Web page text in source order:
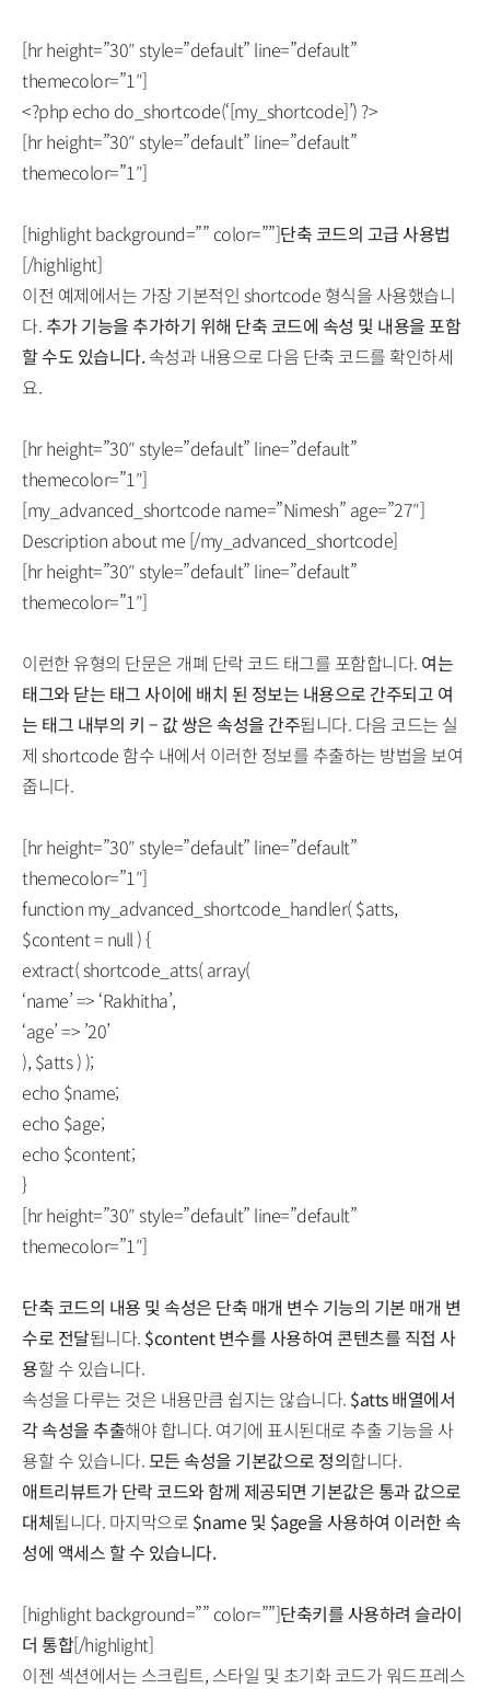
[hr height=”30″ style=”default” line=”default”
themecolor=”1″]
<?php echo do_shortcode(‘[my_shortcode]’) ?>
[hr height=”30″ style=”default” line=”default”
themecolor=”1″]
[highlight background=”” color=””]단축 코드의 고급 사용법
[/highlight]
이전 예제에서는 가장 기본적인 shortcode 형식을 사용했습니
다.추가 기능을 추가하기 위해 단축 코드에 속성 및 내용을 포함
할 수도 있습니다.속성과 내용으로 다음 단축 코드를 확인하세
요.
[hr height=”30″ style=”default” line=”default”
themecolor=”1″]
[my_advanced_shortcode name=”Nimesh” age=”27″]
Description about me [/my_advanced_shortcode]
[hr height=”30″ style=”default” line=”default”
themecolor=”1″]
이런한 유형의 단문은 개폐 단락 코드 태그를 포함합니다. 여는
태그와 닫는 태그 사이에 배치 된 정보는 내용으로 간주되고 여
는 태그 내부의 키 – 값 쌍은 속성을 간주됩니다. 다음 코드는 실
제 shortcode 함수 내에서 이러한 정보를 추출하는 방법을 보여
줍니다.
[hr height=”30″ style=”default” line=”default”
themecolor=”1″]
function my_advanced_shortcode_handler( $atts,
$content = null ) {
extract( shortcode_atts( array(
‘name’ => ‘Rakhitha’,
‘age’ => ’20’
), $atts ) );
echo $name;
echo $age;
echo $content;
}
[hr height=”30″ style=”default” line=”default”
themecolor=”1″]
단축 코드의 내용 및 속성은 단축 매개 변수 기능의 기본 매개 변
수로 전달됩니다. $content 변수를 사용하여 콘텐츠를 직접 사
용할 수 있습니다.
속성을 다루는 것은 내용만큼 쉽지는 않습니다. $atts 배열에서
각 속성을 추출해야 합니다. 여기에 표시된대로 추출 기능을 사
용할 수 있습니다.모든 속성을 기본값으로 정의합니다.
애트리뷰트가 단락 코드와 함께 제공되면 기본값은 통과 값으로
대체됩니다. 마지막으로 $name 및 $age을 사용하여 이러한 속
성에 액세스 할 수 있습니다.
[highlight background=”” color=””]단축키를 사용하려 슬라이
더 통합[/highlight]
이젠 섹션에서는 스크립트, 스타일 및 초기화 코드가 워드프레스